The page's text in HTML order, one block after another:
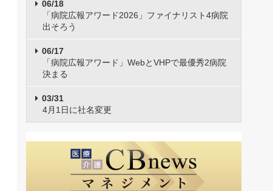
06/18
「病院広報アワード2026」ファイナリスト4病院
出そろう
06/17
「病院広報アワード」WebとVHPで最優秀2病院
決まる
03/31
4月1日に社名変更